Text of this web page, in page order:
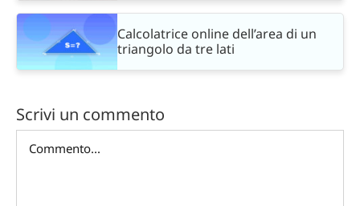
Calcolatrice online dell’area di un
triangolo da tre lati
Scrivi un commento